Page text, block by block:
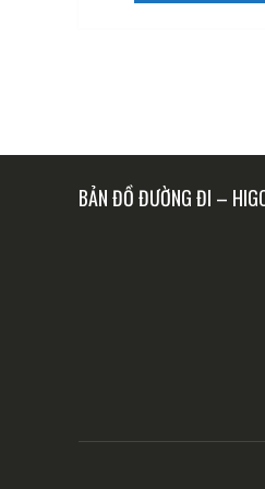
BẢN ĐỒ ĐƯỜNG ĐI –